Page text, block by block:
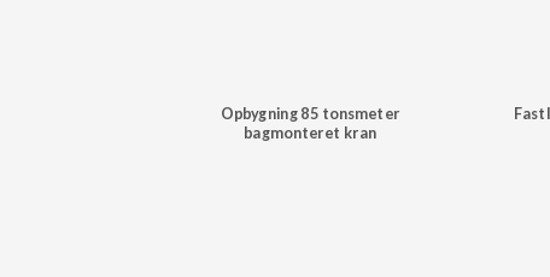
Opbygning 85 tonsmeter
bagmonteret kran